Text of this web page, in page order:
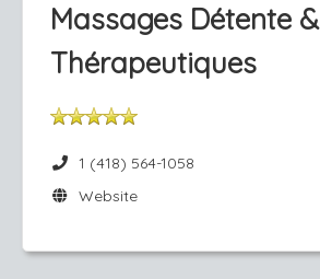
Massages Détente &
Thérapeutiques
1 (418) 564-1058
Website